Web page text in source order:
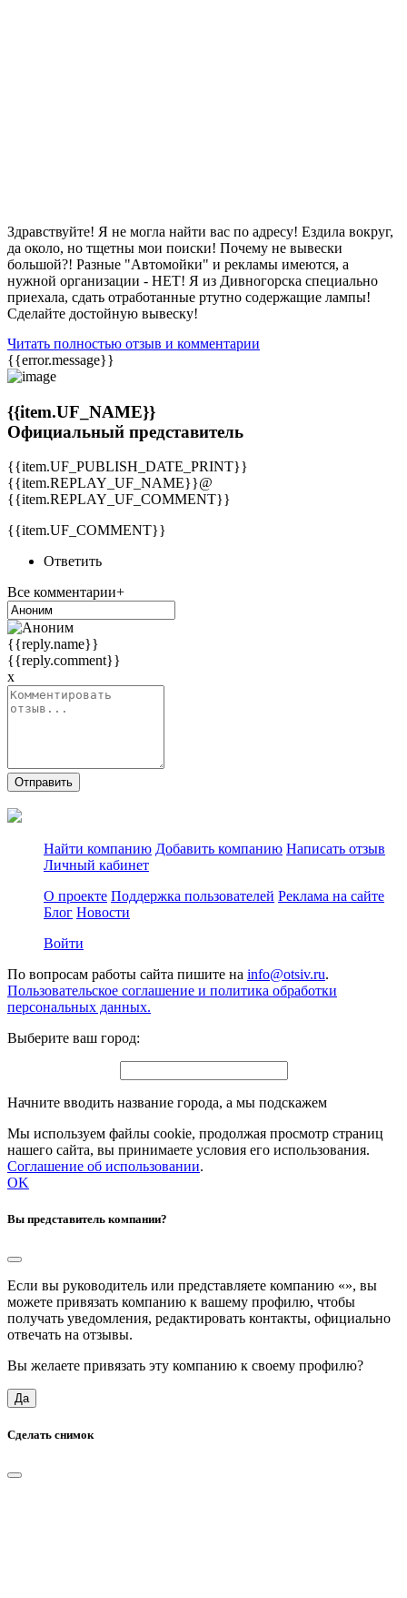
Здравствуйте! Я не могла найти вас по адресу! Ездила вокруг,
да около, но тщетны мои поиски! Почему не вывески
большой?! Разные "Автомойки" и рекламы имеются, а
нужной организации - НЕТ! Я из Дивногорска специально
приехала, сдать отработанные ртутно содержащие лампы!
Сделайте достойную вывеску!
Читать полностью отзыв и комментарии
{{error.message}}
{{item.UF_NAME}}
Официальный представитель
{{item.UF_PUBLISH_DATE_PRINT}}
{{item.REPLAY_UF_NAME}}@
{{item.REPLAY_UF_COMMENT}}
{{item.UF_COMMENT}}
Ответить
Все комментарии+
{{reply.name}}
{{reply.comment}}
x
Отправить
Найти компанию Добавить компанию Написать отзыв
Личный кабинет
О проекте Поддержка пользователей Реклама на сайте
Блог Новости
Войти
По вопросам работы сайта пишите на info@otsiv.ru.
Пользовательское соглашение и политика обработки
персональных данных.
Выберите ваш город:
Начните вводить название города, а мы подскажем
Мы используем файлы cookie, продолжая просмотр страниц
нашего сайта, вы принимаете условия его использования.
Соглашение об использовании.
OK
Вы представитель компании?
Если вы руководитель или представляете компанию «», вы
можете привязать компанию к вашему профилю, чтобы
получать уведомления, редактировать контакты, официально
отвечать на отзывы.
Вы желаете привязать эту компанию к своему профилю?
Да
Сделать снимок